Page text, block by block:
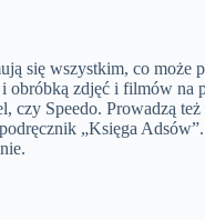
się wszystkim, co może
zdjęć i filmów na
Speedo. Prowadzą
„Księga